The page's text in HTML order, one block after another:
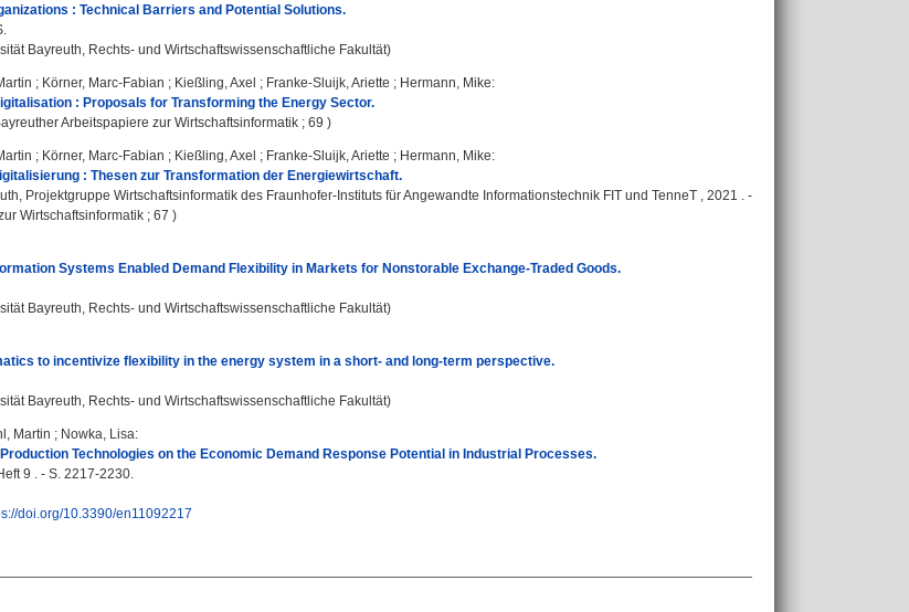
: Technical Barriers and Potential Solutions.
Bayreuth, Rechts- und Wirtschaftswissenschaftliche Fakultät)
; Körner, Marc-Fabian ; Kießling, Axel ; Franke-Sluijk, Ariette ; Hermann, Mike:
: Proposals for Transforming the Energy Sector.
Arbeitspapiere zur Wirtschaftsinformatik ; 69 )
; Körner, Marc-Fabian ; Kießling, Axel ; Franke-Sluijk, Ariette ; Hermann, Mike:
: Thesen zur Transformation der Energiewirtschaft.
Projektgruppe Wirtschaftsinformatik des Fraunhofer-Instituts für Angewandte Informationstechnik FIT und TenneT , 2021 . -
Wirtschaftsinformatik ; 67 )
Systems Enabled Demand Flexibility in Markets for Nonstorable Exchange-Traded Goods.
Bayreuth, Rechts- und Wirtschaftswissenschaftliche Fakultät)
to incentivize flexibility in the energy system in a short- and long-term perspective.
Bayreuth, Rechts- und Wirtschaftswissenschaftliche Fakultät)
Martin ; Nowka, Lisa:
Technologies on the Economic Demand Response Potential in Industrial Processes.
9 . - S. 2217-2230.
doi.org/10.3390/en11092217